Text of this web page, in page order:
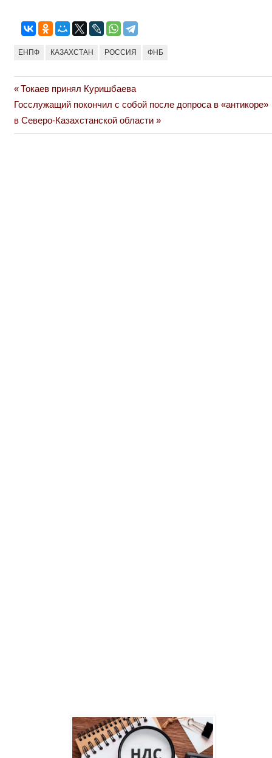
ЕНПФ КАЗАХСТАН РОССИЯ ФНБ
Навигация
по
Previous
Post:
Токаев принял Куришбаева
Next
Post:
Госслужащий покончил с собой после допроса в «антикоре»
в Северо-Казахстанской области